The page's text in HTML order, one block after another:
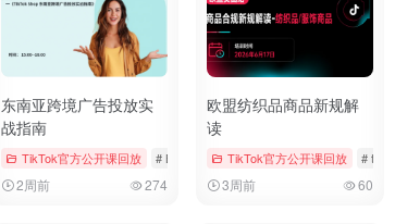
# 官方公开课回放 # 母婴用品
东南亚跨境广告投放实
战指南
TikTok官方公开课回放 # Bookings & Vouchers # tiktok # 厨房用品
2周前 274
欧盟纺织品商品新规解
读
TikTok官方公开课回放 # tiktok
3周前 60